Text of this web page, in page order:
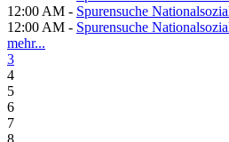
12:00 AM - Spurensuche
12:00 AM - Spurensuche
mehr...
3
4
5
6
7
8